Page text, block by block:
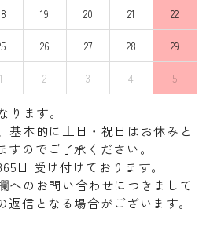
19 20 21 22
26 27 28 29
1 2 3 4 5
ります。
基本的に土日・祝日はお休みと
すのでご了承ください。
日 受け付けております。
へのお問い合わせにつきまして
返信となる場合がございます。